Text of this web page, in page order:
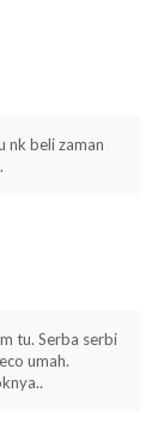
nk beli zaman
tu. Serba serbi
umah.